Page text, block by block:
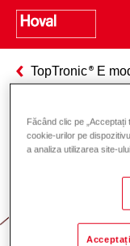
TopTronic E
Făcând clic pe
cookie-urilor pe
a analiza utilizarea site-